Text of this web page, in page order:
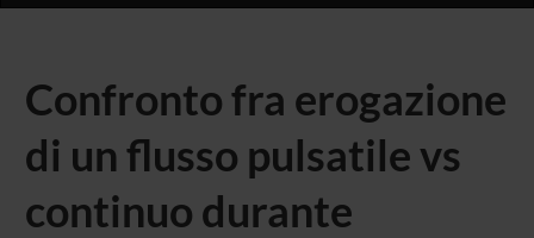
Confronto fra erogazione
di un flusso pulsatile vs
continuo durante